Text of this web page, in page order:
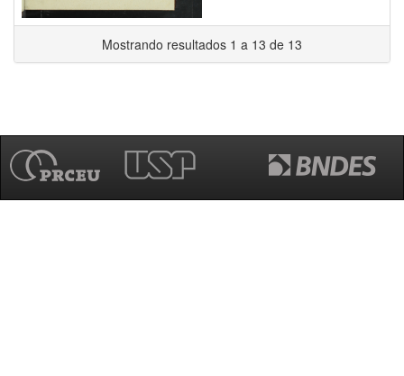
Mostrando resultados 1 a 13 de 13